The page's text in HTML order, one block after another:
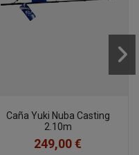
Caña Yuki Nuba Casting
2.10m
249,00 €